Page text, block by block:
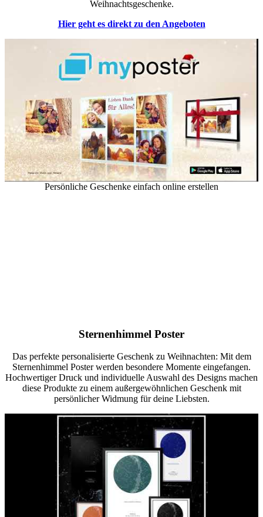
Weihnachtsgeschenke.
Hier geht es direkt zu den Angeboten
Persönliche Geschenke einfach online erstellen
Sternenhimmel Poster
Das perfekte personalisierte Geschenk zu Weihnachten: Mit dem
Sternenhimmel Poster werden besondere Momente eingefangen.
Hochwertiger Druck und individuelle Auswahl des Designs machen
diese Produkte zu einem außergewöhnlichen Geschenk mit
persönlicher Widmung für deine Liebsten.